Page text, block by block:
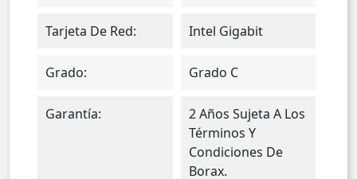
Tarjeta De Red: Intel Gigabit
Grado: Grado C
Garantía:
2 Años Sujeta A Los
Términos Y
Condiciones De
Borax.